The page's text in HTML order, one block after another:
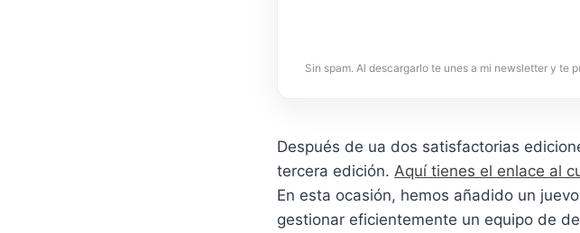
Sin spam. Al descargarlo te unes a mi newsletter y te
Después de ua dos satisfactorias
tercera edición. Aquí tienes el enlace al
En esta ocasión, hemos añadido un
gestionar eficientemente un equipo de